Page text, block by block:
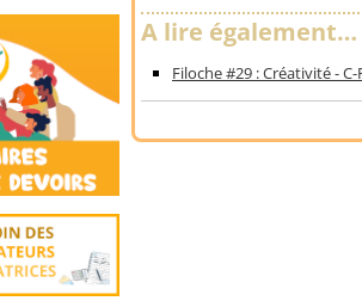
A lire également…
Filoche #29 : Créativité -